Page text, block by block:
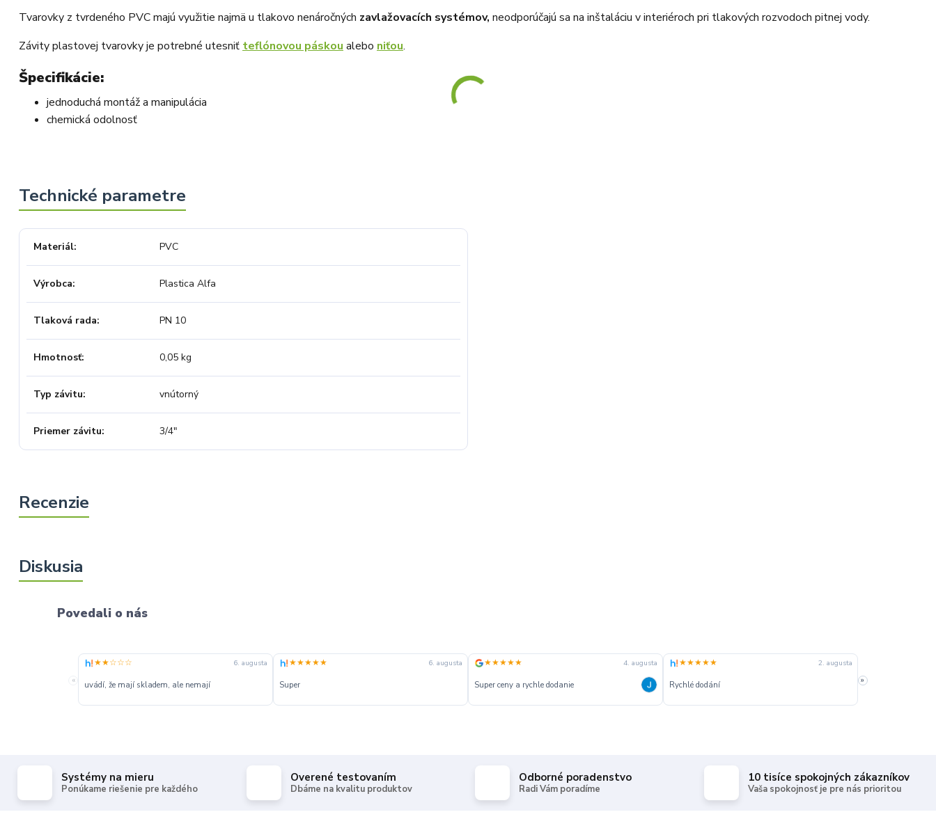
Tvarovky z tvrdeného PVC majú využitie najmä u tlakovo nenáročných zavlažovacích systémov, neodporúčajú sa na inštaláciu v interiéroch pri tlakových rozvodoch pitnej vody.
Závity plastovej tvarovky je potrebné utesniť teflónovou páskou alebo niťou.
Špecifikácie:
jednoduchá montáž a manipulácia
chemická odolnosť
Materiál PVC
Výrobca Plastica Alfa
Tlaková rada PN 10
Hmotnosť 0,05 kg
Typ závitu vnútorný
Priemer závitu 3/4"
Povedali o nás
«
★★☆☆☆ 6. augusta
uvádí, že mají skladem, ale nemají
★★★★★ 6. augusta
Super
★★★★★ 4. augusta
Super ceny a rychle dodanie
★★★★★ 2. augusta
Rychlé dodání
Rychle
»
Systémy na mieru
Ponúkame riešenie pre každého
Overené testovaním
Dbáme na kvalitu produktov
Odborné poradenstvo
Radi Vám poradíme
10 tisíce spokojných zákazníkov
Vaša spokojnosť je pre nás prioritou